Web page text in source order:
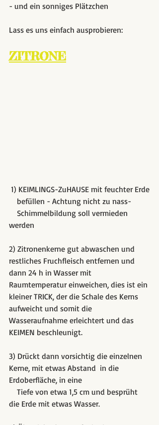
- und ein sonniges Plätzchen
Lass es uns einfach ausprobieren:
ZITRONE
1) KEIMLINGS-ZuHAUSE mit feuchter Erde
    befüllen - Achtung nicht zu nass-
werden
2) Zitronenkerne gut abwaschen und
restliches Fruchfleisch entfernen und
dann 24 h in Wasser mit
Raumtemperatur einweichen, dies ist ein
kleiner TRICK, der die Schale des Kerns
aufweicht und somit die
Wasseraufnahme erleichtert und das
KEIMEN beschleunigt.
3) Drückt dann vorsichtig die einzelnen
Kerne, mit etwas Abstand  in die
Erdoberfläche, in eine
die Erde mit etwas Wasser.